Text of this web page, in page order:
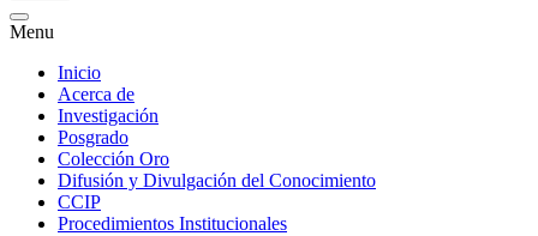
Menu
Inicio
Acerca de
Investigación
Posgrado
Colección Oro
Difusión y Divulgación del Conocimiento
CCIP
Procedimientos Institucionales